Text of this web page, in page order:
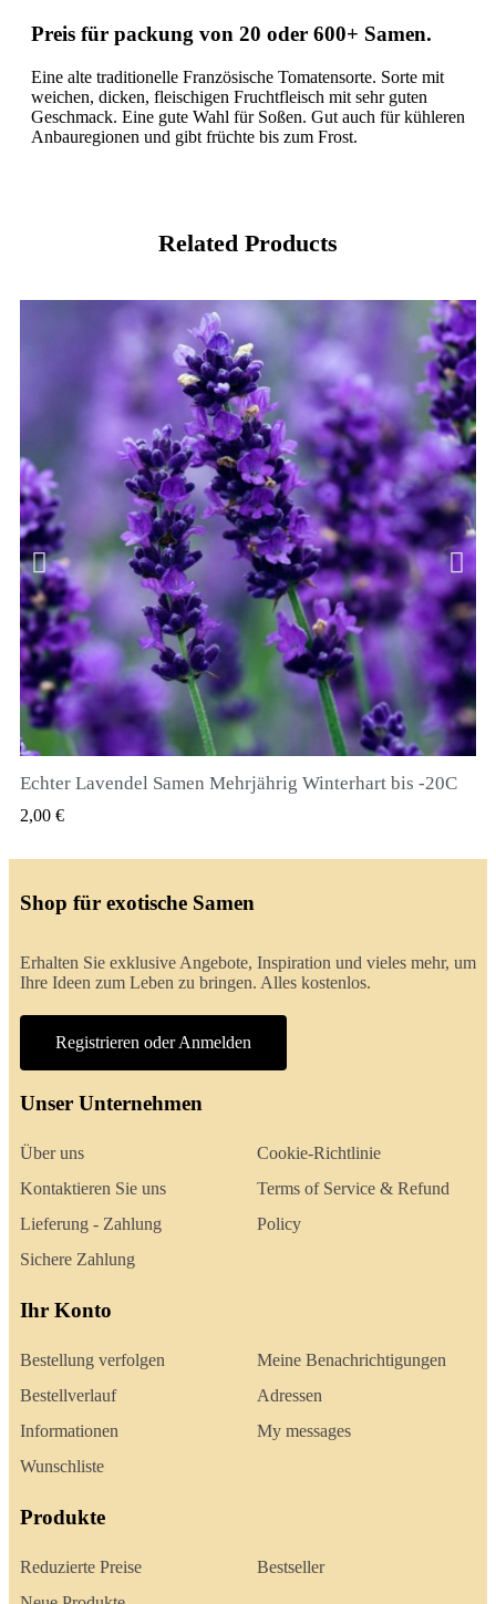
Preis für packung von 20 oder 600+ Samen.
Eine alte traditionelle Französische Tomatensorte. Sorte mit
weichen, dicken, fleischigen Fruchtfleisch mit sehr guten
Geschmack. Eine gute Wahl für Soßen. Gut auch für kühleren
Anbauregionen und gibt früchte bis zum Frost.
Related Products
QUICK VIEW
Echter Lavendel Samen Mehrjährig Winterhart bis -20C
2,00 €
Shop für exotische Samen
Erhalten Sie exklusive Angebote, Inspiration und vieles mehr, um
Ihre Ideen zum Leben zu bringen. Alles kostenlos.
Registrieren oder Anmelden
Unser Unternehmen
Über uns
Kontaktieren Sie uns
Lieferung - Zahlung
Sichere Zahlung
Cookie-Richtlinie
Terms of Service & Refund
Policy
Ihr Konto
Bestellung verfolgen
Bestellverlauf
Informationen
Wunschliste
Meine Benachrichtigungen
Adressen
My messages
Produkte
Reduzierte Preise
Bestseller